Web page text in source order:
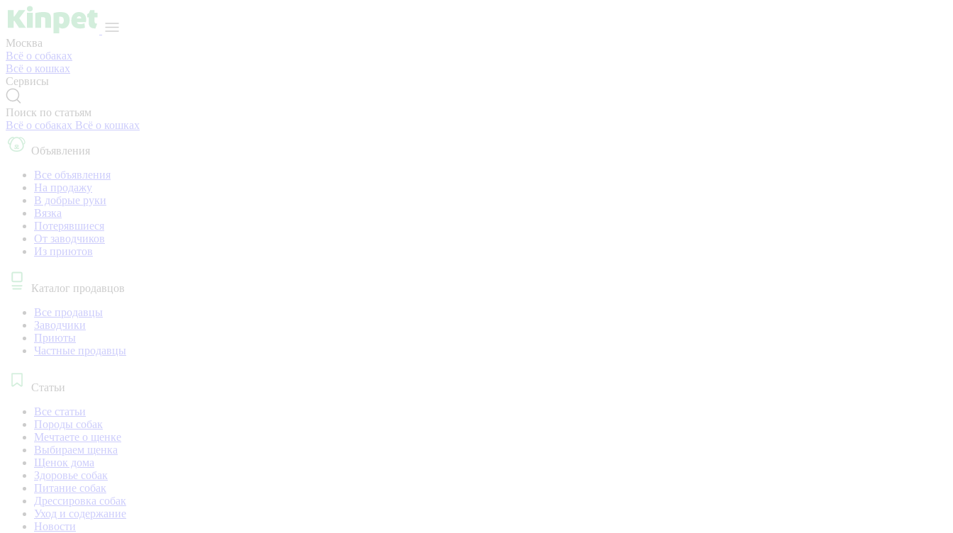
Москва
Всё о собаках
Всё о кошках
Сервисы
Поиск по статьям
Всё о собаках Всё о кошках
Объявления
Все объявления
На продажу
В добрые руки
Вязка
Потерявшиеся
От заводчиков
Из приютов
Каталог продавцов
Все продавцы
Заводчики
Приюты
Частные продавцы
Статьи
Все статьи
Породы собак
Мечтаете о щенке
Выбираем щенка
Щенок дома
Здоровье собак
Питание собак
Дрессировка собак
Уход и содержание
Новости